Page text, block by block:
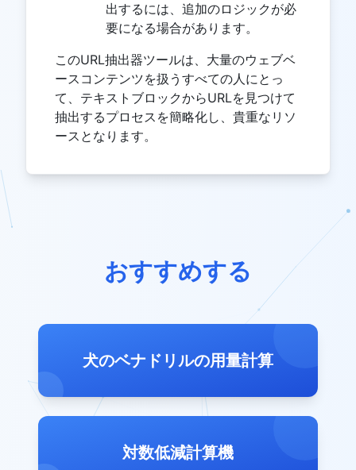
出するには、追加のロジックが必
要になる場合があります。
このURL抽出器ツールは、大量のウェブベ
ースコンテンツを扱うすべての人にとっ
て、テキストブロックからURLを見つけて
抽出するプロセスを簡略化し、貴重なリソ
ースとなります。
おすすめする
犬のベナドリルの用量計算
対数低減計算機